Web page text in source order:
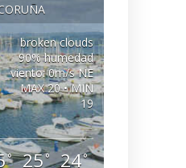
broken clouds
90% humedad
viento: 0m/s NE
MAX 20 • MIN
19
° 25° 24°